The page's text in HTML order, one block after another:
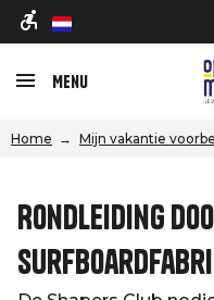
nl
Menu
Home Mijn vakantie
Rondleiding